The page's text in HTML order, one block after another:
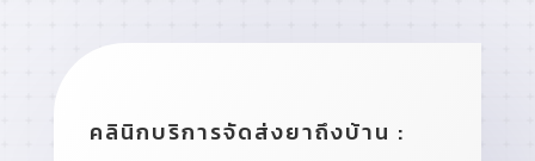
คลินิกบริการจัดส่งยาถึงบ้าน :